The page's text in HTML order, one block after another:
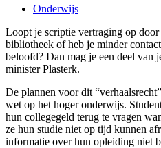
Onderwijs
Loopt je scriptie vertraging op
bibliotheek of heb je minder
beloofd? Dan mag je een deel van
minister Plasterk.
De plannen voor dit
wet op het hoger onderwijs.
hun collegegeld terug te vragen
ze hun studie niet op tijd kunnen
informatie over hun opleiding niet